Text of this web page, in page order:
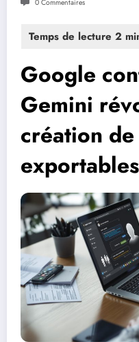
0 Commentaires
Google
Gemini
création
exportables